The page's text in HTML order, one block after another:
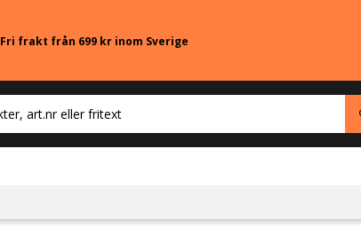
Fri frakt från 699 kr inom Sverige